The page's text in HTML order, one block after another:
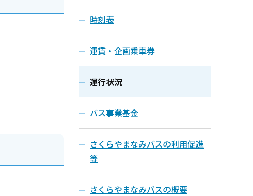
時刻表
運賃・企画乗車券
運行状況
バス事業基金
さくらやまなみバスの利用促進
等
さくらやまなみバスの概要